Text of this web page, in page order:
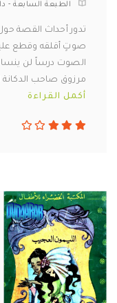
الطبعة السابعة -
تدور أحداث القصة
صوتٍ أقلقه وقطع
الصوت درساً لن
مرزوق صاحب
أكمل القراءة